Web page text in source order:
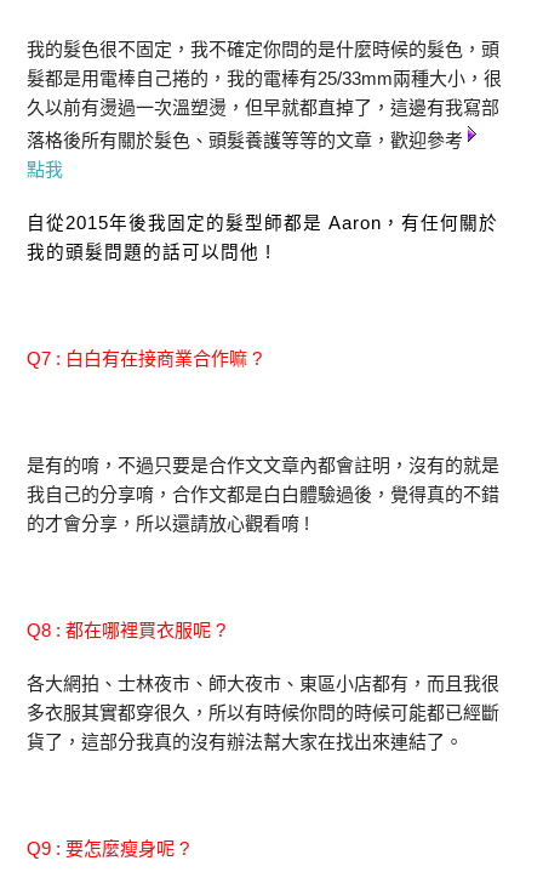
我的髮色很不固定，我不確定你問的是什麼時候的髮色，頭
髮都是用電棒自己捲的，我的電棒有25/33mm兩種大小，很
久以前有燙過一次溫塑燙，但早就都直掉了，這邊有我寫部
落格後所有關於髮色、頭髮養護等等的文章，歡迎參考
點我
自從2015年後我固定的髮型師都是 Aaron，有任何關於
我的頭髮問題的話可以問他 !
Q7 : 白白有在接商業合作嘛 ?
是有的唷，不過只要是合作文文章內都會註明，沒有的就是
我自己的分享唷，合作文都是白白體驗過後，覺得真的不錯
的才會分享，所以還請放心觀看唷 !
Q8 : 都在哪裡買衣服呢 ?
各大網拍、士林夜市、師大夜市、東區小店都有，而且我很
多衣服其實都穿很久，所以有時候你問的時候可能都已經斷
貨了，這部分我真的沒有辦法幫大家在找出來連結了。
Q9 : 要怎麼瘦身呢 ?